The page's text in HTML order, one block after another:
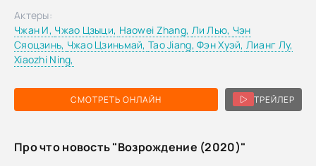
СМОТРЕТЬ ОНЛАЙН ТРЕЙЛЕР
Актеры:
Чжан И, Чжао Цзыци, Haowei Zhang, Ли Лью, Чэн
Сяоцзинь, Чжао Цзиньмай,Tao Jiang,Фэн Хуэй, Лианг Лу,
Xiaozhi Ning,
Про что новость "Возрождение (2020)"